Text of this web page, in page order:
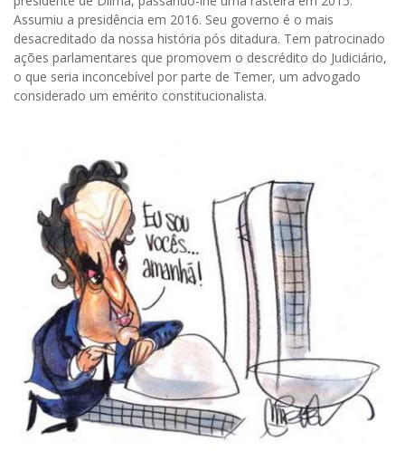
Assumiu a presidência em 2016. Seu governo é o mais
desacreditado da nossa história pós ditadura. Tem patrocinado
ações parlamentares que promovem o descrédito do Judiciário,
o que seria inconcebível por parte de Temer, um advogado
considerado um emérito constitucionalista.